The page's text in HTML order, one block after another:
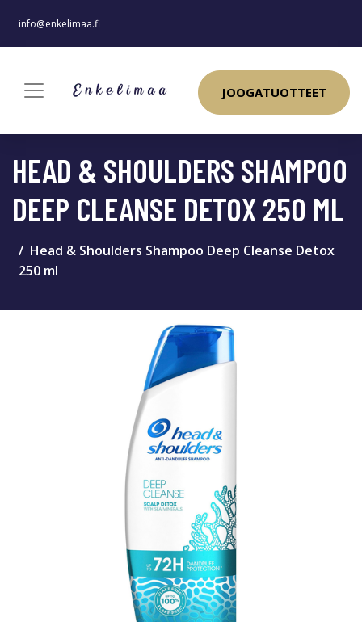
info@enkelimaa.fi
JOOGATUOTTEET
HEAD & SHOULDERS SHAMPOO
DEEP CLEANSE DETOX 250 ML
Head & Shoulders Shampoo Deep Cleanse Detox
250 ml